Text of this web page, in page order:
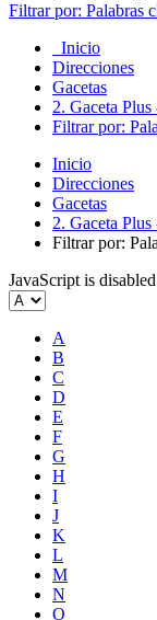
Filtrar por: Palabras
Inicio
Direcciones
Gacetas
2. Gaceta
Filtrar por:
Inicio
Direcciones
Gacetas
2. Gaceta
Filtrar por:
JavaScript is
A
B
C
D
E
F
G
H
I
J
K
L
M
N
O